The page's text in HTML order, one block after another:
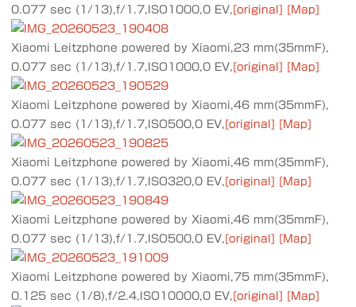
0.077 sec (1/13),f/1.7,ISO1000,0 EV,[original] [Map]
Xiaomi Leitzphone powered by Xiaomi,23 mm(35mmF),
0.077 sec (1/13),f/1.7,ISO1000,0 EV,[original] [Map]
Xiaomi Leitzphone powered by Xiaomi,46 mm(35mmF),
0.077 sec (1/13),f/1.7,ISO500,0 EV,[original] [Map]
Xiaomi Leitzphone powered by Xiaomi,46 mm(35mmF),
0.077 sec (1/13),f/1.7,ISO320,0 EV,[original] [Map]
Xiaomi Leitzphone powered by Xiaomi,46 mm(35mmF),
0.077 sec (1/13),f/1.7,ISO500,0 EV,[original] [Map]
Xiaomi Leitzphone powered by Xiaomi,75 mm(35mmF),
0.125 sec (1/8),f/2.4,ISO10000,0 EV,[original] [Map]